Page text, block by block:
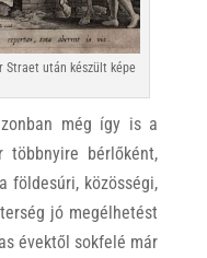
Straet után készült képe
még így is a
többnyire bérlőként,
földesúri, közösségi,
jó megélhetést
évektől sokfelé már